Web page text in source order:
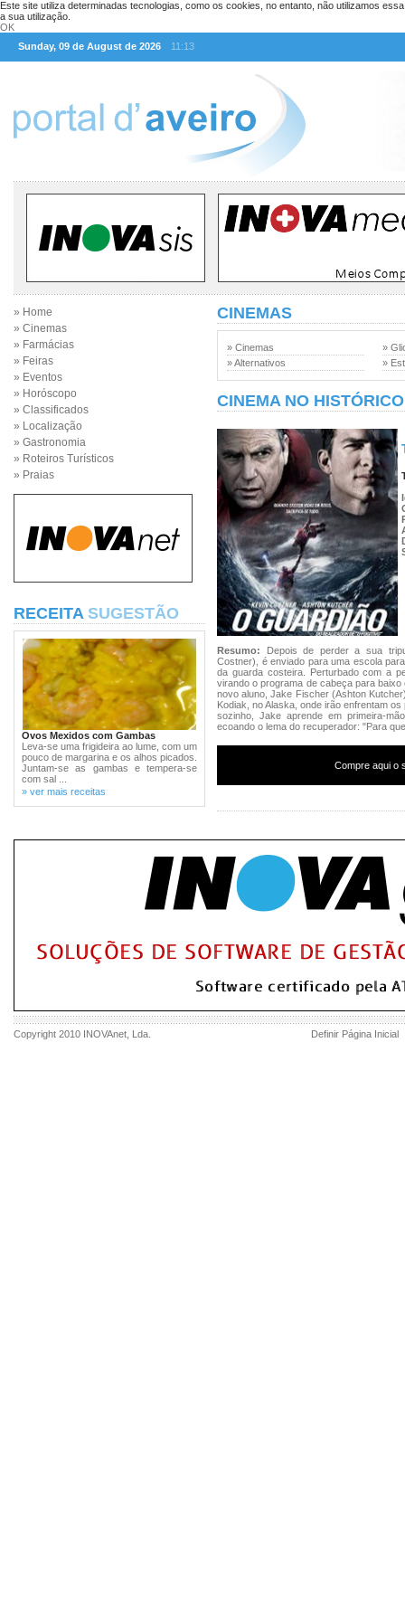
Este site utiliza determinadas tecnologias, como os cookies, no entanto, não utilizamos
a sua utilização.
OK
Sunday, 09 de August de 2026
11:13
» Home
» Cinemas
» Farmácias
» Feiras
» Eventos
» Horóscopo
» Classificados
» Localização
» Gastronomia
» Roteiros Turísticos
» Praias
RECEITA SUGESTÃO
Ovos Mexidos com Gambas
Leva-se uma frigideira ao lume, com um
pouco de margarina e os alhos picados.
Juntam-se as gambas e tempera-se
com sal ...
» ver mais receitas
CINEMAS
» Cinemas
» Alternativos
»
»
CINEMA NO HISTÓRICO
Resumo:
Depois de perder a sua
Costner), é enviado para uma escola
da guarda costeira. Perturbado com a
virando o programa de cabeça para
novo aluno, Jake Fischer (Ashton
Kodiak, no Alaska, onde irão enfrentam
sozinho, Jake aprende em primeira-
ecoando o lema do recuperador: "Para
Compre aqui o
Copyright 2010 INOVAnet , Lda. Definir Página Inicial